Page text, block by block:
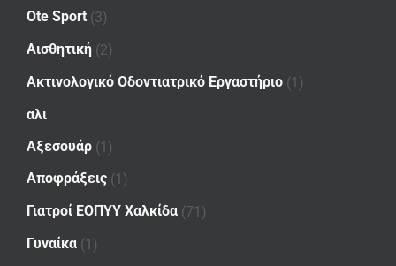
Ote Sport (3)
Αισθητική (2)
Ακτινολογικό Οδοντιατρικό Εργαστήριο (1)
αλι
Αξεσουάρ (1)
Αποφράξεις (1)
Γιατροί ΕΟΠΥΥ Χαλκίδα (71)
Γυναίκα (1)